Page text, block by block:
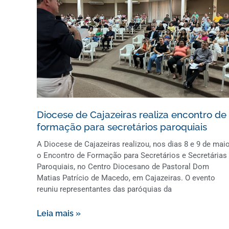
Diocese de Cajazeiras realiza encontro de
formação para secretários paroquiais
A Diocese de Cajazeiras realizou, nos dias 8 e 9 de
o Encontro de Formação para Secretários e Secretárias
Paroquiais, no Centro Diocesano de Pastoral Dom
Matias Patrício de Macedo, em Cajazeiras. O evento
reuniu representantes das paróquias da
Leia mais »